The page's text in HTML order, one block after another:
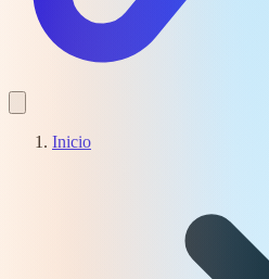
Inicio